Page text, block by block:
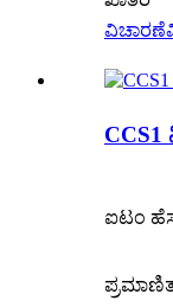
ವಿಚಾರಣೆ
CCS1
ಐಟಂ